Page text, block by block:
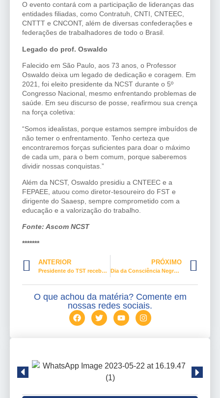
O evento contará com a participação de lideranças das
entidades filiadas, como Contratuh, CNTI, CNTEEC,
CNTTT e CNCONT, além de diversas confederações e
federações de trabalhadores de todo o Brasil.
Legado do prof. Oswaldo
Falecido em São Paulo, aos 73 anos, o Professor
Oswaldo deixa um legado de dedicação e coragem. Em
2021, foi eleito presidente da NCST durante o 5º
Congresso Nacional, mesmo enfrentando problemas de
saúde. Em seu discurso de posse, reafirmou sua crença
na força coletiva:
“Somos idealistas, porque estamos sempre imbuídos de
não temer o enfrentamento. Tenho certeza que
encontraremos forças suficientes para doar o máximo
de cada um, para o bem comum, porque saberemos
dividir nossas conquistas.”
Além da NCST, Oswaldo presidiu a CNTEEC e a
FEPAEE, atuou como diretor-tesoureiro do FST e
dirigente do Saaesp, sempre comprometido com a
educação e a valorização do trabalho.
Fonte: Ascom NCST
*******
ANTERIOR
Presidente do TST recebe sindicalistas e pauta da JT ganha reforço do FST
PRÓXIMO
Dia da Consciência Negra mostra a diferença salarial entre brancos e negros
O que achou da matéria? Comente em
nossas redes sociais.